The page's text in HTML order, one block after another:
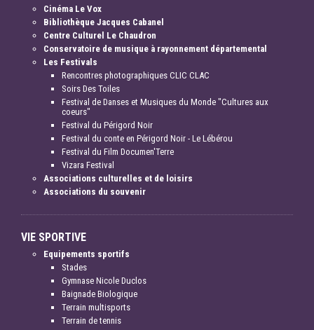
Cinéma Le Vox
Bibliothèque Jacques Cabanel
Centre Culturel Le Chaudron
Conservatoire de musique à rayonnement départemental
Les Festivals
Rencontres photographiques CLIC CLAC
Soirs Des Toiles
Festival de Danses et Musiques du Monde "Cultures aux
coeurs"
Festival du Périgord Noir
Festival du conte en Périgord Noir - Le Lébérou
Festival du Film Documen'Terre
Vizara Festival
Associations culturelles et de loisirs
Associations du souvenir
VIE SPORTIVE
Equipements sportifs
Stades
Gymnase Nicole Duclos
Baignade Biologique
Terrain multisports
Terrain de tennis